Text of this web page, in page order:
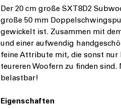
Der 20 cm große SXT8D2
große 50 mm
gewickelt ist. Zusammen mit
und einer aufwendig
feine Attribute mit, die sonst
teureren Woofern zu finden
belastbar!
Eigenschaften